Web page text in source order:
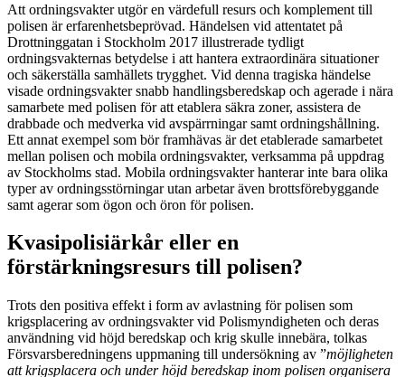
Att ordningsvakter utgör en värdefull resurs och komplement till
polisen är erfarenhetsbeprövad. Händelsen vid attentatet på
Drottninggatan i Stockholm 2017 illustrerade tydligt
ordningsvakternas betydelse i att hantera extraordinära situationer
och säkerställa samhällets trygghet. Vid denna tragiska händelse
visade ordningsvakter snabb handlingsberedskap och agerade i nära
samarbete med polisen för att etablera säkra zoner, assistera de
drabbade och medverka vid avspärrningar samt ordningshållning.
Ett annat exempel som bör framhävas är det etablerade samarbetet
mellan polisen och mobila ordningsvakter, verksamma på uppdrag
av Stockholms stad. Mobila ordningsvakter hanterar inte bara olika
typer av ordningsstörningar utan arbetar även brottsförebyggande
samt agerar som ögon och öron för polisen.
Kvasipolisiärkår eller en
förstärkningsresurs till polisen?
Trots den positiva effekt i form av avlastning för polisen som
krigsplacering av ordningsvakter vid Polismyndigheten och deras
användning vid höjd beredskap och krig skulle innebära, tolkas
Försvarsberedningens uppmaning till undersökning av ”möjligheten
att krigsplacera och under höjd beredskap inom polisen organisera